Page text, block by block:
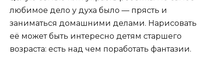
любимое дело у духа было — прясть и
заниматься домашними делами. Нарисовать
её может быть интересно детям старшего
возраста: есть над чем поработать фантазии.